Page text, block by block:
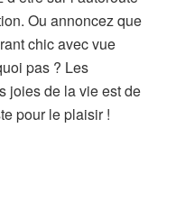
Ou annoncez que
chic avec vue
pas ? Les
joies de la vie est de
pour le plaisir !